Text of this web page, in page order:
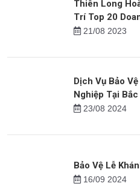
Dịch Vụ Bảo
nghiệp Của
Thiên Long
Trí Top 20
Dịch Vụ Bảo
Nghiệp Tại Bắc